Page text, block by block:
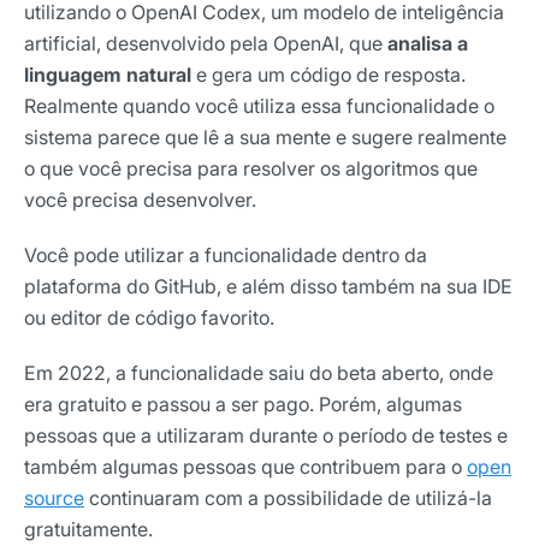
utilizando o OpenAI Codex, um modelo de inteligência
artificial, desenvolvido pela OpenAI, que analisa a
linguagem natural e gera um código de resposta.
Realmente quando você utiliza essa funcionalidade o
sistema parece que lê a sua mente e sugere realmente
o que você precisa para resolver os algoritmos que
você precisa desenvolver.
Você pode utilizar a funcionalidade dentro da
plataforma do GitHub, e além disso também na sua IDE
ou editor de código favorito.
Em 2022, a funcionalidade saiu do beta aberto, onde
era gratuito e passou a ser pago. Porém, algumas
pessoas que a utilizaram durante o período de testes e
também algumas pessoas que contribuem para o open
source continuaram com a possibilidade de utilizá-la
gratuitamente.